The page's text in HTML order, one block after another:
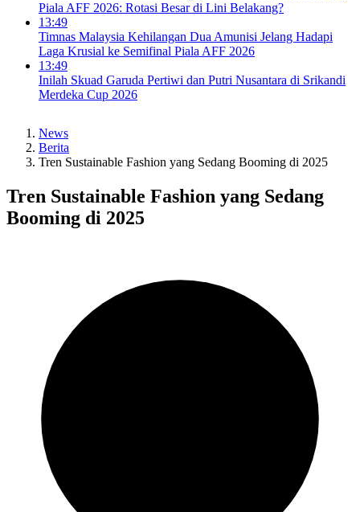
Piala AFF 2026: Rotasi Besar di Lini Belakang?
13:49
Timnas Malaysia Kehilangan Dua Amunisi Jelang Hadapi
Laga Krusial ke Semifinal Piala AFF 2026
13:49
Inilah Skuad Garuda Pertiwi dan Putri Nusantara di Srikandi
Merdeka Cup 2026
News
Berita
Tren Sustainable Fashion yang Sedang Booming di 2025
Tren Sustainable Fashion yang Sedang
Booming di 2025